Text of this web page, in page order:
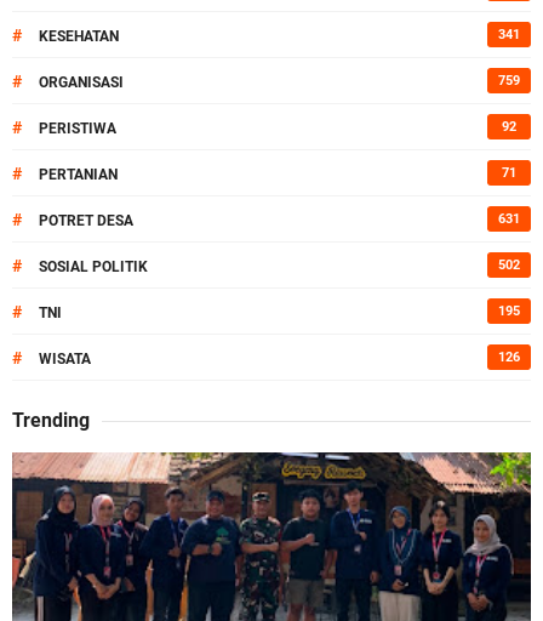
# KESEHATAN 341
# ORGANISASI 759
# PERISTIWA 92
# PERTANIAN 71
# POTRET DESA 631
# SOSIAL POLITIK 502
# TNI 195
# WISATA 126
Trending